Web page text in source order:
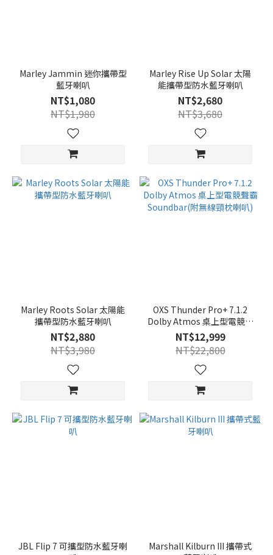
Marley Jammin 迷你攜帶型
藍牙喇叭
NT$1,080
NT$1,980
Marley Rise Up Solar 太陽
能攜帶型防水藍牙喇叭
NT$2,680
NT$3,680
Marley Roots Solar 太陽能
攜帶型防水藍牙喇叭
NT$2,880
NT$3,980
OXS Thunder Pro+ 7.1.2
Dolby Atmos 桌上型電競聲
霸 Soundbar(附無線頸枕喇
叭)
NT$12,999
NT$22,800
JBL Flip 7 可攜型防水藍牙喇
Marshall Kilburn III 攜帶式